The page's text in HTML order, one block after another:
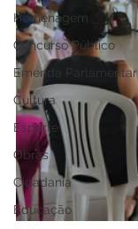
Homenagem
Concurso Público
Emenda Parlamentar
Cultura
Esporte
Obras
Cidadania
Educação